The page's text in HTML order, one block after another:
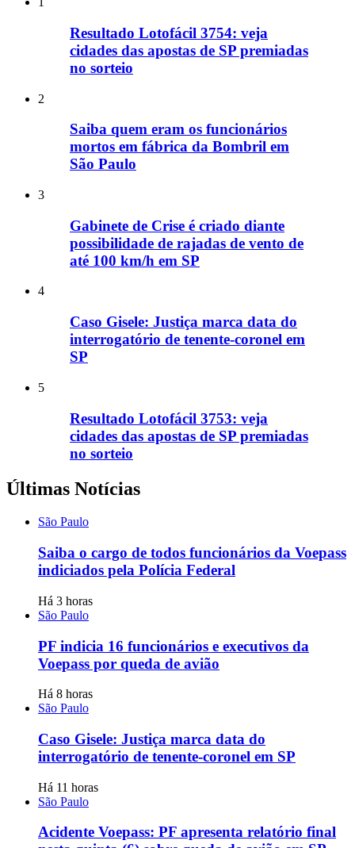
Resultado Lotofácil 3754: veja
cidades das apostas de SP premiadas
no sorteio
2
Saiba quem eram os funcionários
mortos em fábrica da Bombril em
São Paulo
3
Gabinete de Crise é criado diante
possibilidade de rajadas de vento de
até 100 km/h em SP
4
Caso Gisele: Justiça marca data do
interrogatório de tenente-coronel em
SP
5
Resultado Lotofácil 3753: veja
cidades das apostas de SP premiadas
no sorteio
Últimas Notícias
São Paulo
Saiba o cargo de todos funcionários da Voepass
indiciados pela Polícia Federal
Há 3 horas
São Paulo
PF indicia 16 funcionários e executivos da
Voepass por queda de avião
Há 8 horas
São Paulo
Caso Gisele: Justiça marca data do
interrogatório de tenente-coronel em SP
Há 11 horas
São Paulo
Acidente Voepass: PF apresenta relatório final